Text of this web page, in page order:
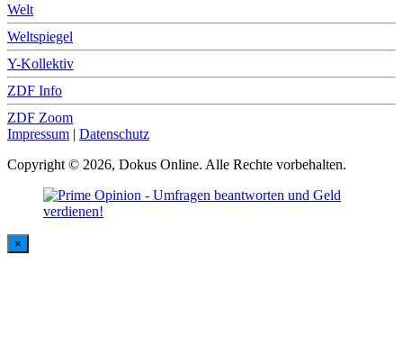
Welt
Weltspiegel
Y-Kollektiv
ZDF Info
ZDF Zoom
Impressum | Datenschutz
Copyright © 2026, Dokus Online. Alle Rechte vorbehalten.
×